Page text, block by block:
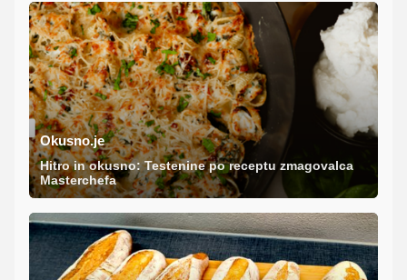
Okusno.je
Hitro in okusno: Testenine po receptu zmagovalca
Masterchefa